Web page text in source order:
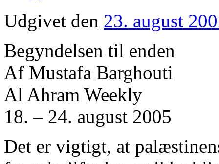
Udgivet den 23. august
Begyndelsen til enden
Af Mustafa Barghouti
Al Ahram Weekly
18. – 24. august 2005
Det er vigtigt, at